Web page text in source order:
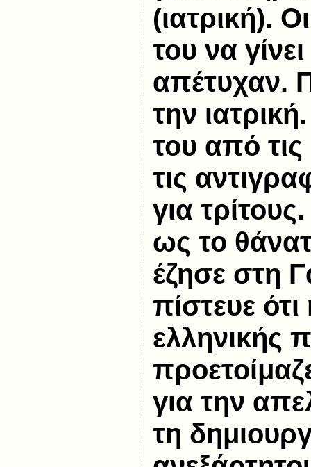
(ιατρική).
του να
απέτυχαν.
την
του από
τις
για
ως το
έζησε στη
πίστευε
ελληνικής
για την
τη